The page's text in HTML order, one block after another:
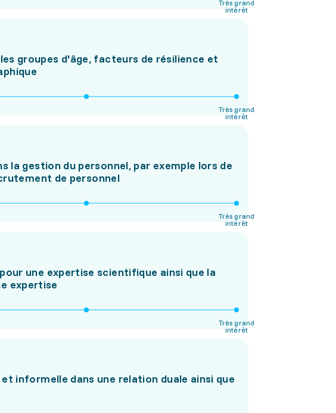
Très grand
intérêt
groupes d'âge, facteurs de résilience et
Très grand
intérêt
la gestion du personnel, par exemple lors de
de personnel
Très grand
intérêt
une expertise scientifique ainsi que la
expertise
Très grand
intérêt
informelle dans une relation duale ainsi que